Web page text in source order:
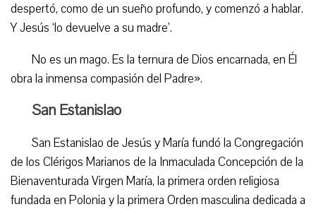
despertó, como de un sueño profundo, y comenzó a hablar.
Y Jesús ‘lo devuelve a su madre’.
No es un mago. Es la ternura de Dios encarnada, en Él
obra la inmensa compasión del Padre».
San Estanislao
San Estanislao de Jesús y María fundó la Congregación
de los Clérigos Marianos de la Inmaculada Concepción de la
Bienaventurada Virgen María, la primera orden religiosa
fundada en Polonia y la primera Orden masculina dedicada a